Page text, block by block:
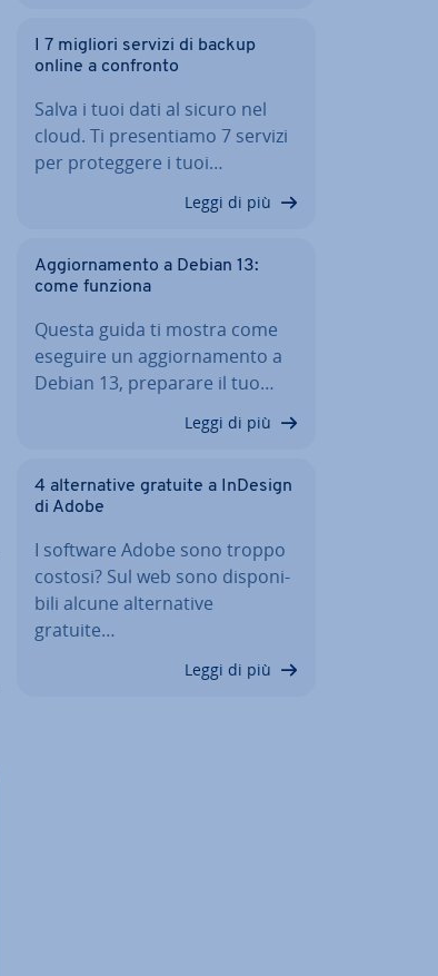
I 7 migliori servizi di backup
online a confronto
Salva i tuoi dati al sicuro nel
cloud. Ti pre­sen­tia­mo 7 servizi
per pro­teg­ge­re i tuoi…
Leggi di più
Ag­gior­na­men­to a Debian 13:
come funziona
Questa guida ti mostra come
eseguire un ag­gior­na­men­to a
Debian 13, preparare il tuo…
Leggi di più
4 al­ter­na­ti­ve gratuite a InDesign
di Adobe
I software Adobe sono troppo
costosi? Sul web sono di­spo­ni­
bi­li alcune al­ter­na­ti­ve
gratuite…
Leggi di più